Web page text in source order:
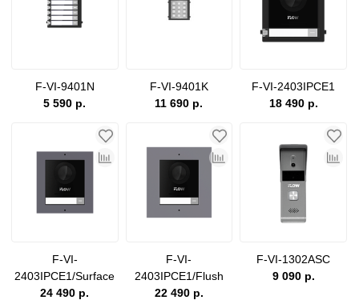
F-VI-9401N
5 590 р.
F-VI-9401K
11 690 р.
F-VI-2403IPCE1
18 490 р.
F-VI-
2403IPCE1/Surface
24 490 р.
F-VI-
2403IPCE1/Flush
22 490 р.
F-VI-1302ASC
9 090 р.